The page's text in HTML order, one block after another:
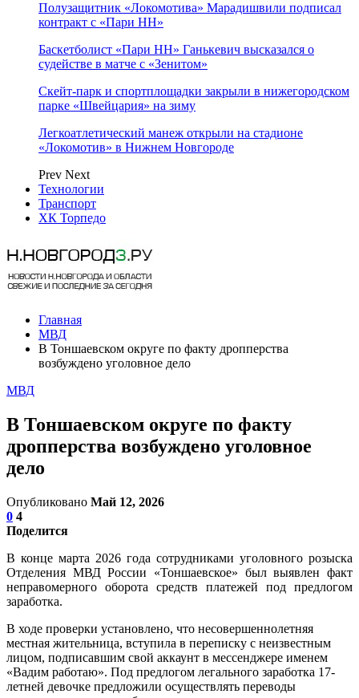
Полузащитник «Локомотива» Марадишвили подписал
контракт с «Пари НН»
Баскетболист «Пари НН» Ганькевич высказался о
судействе в матче с «Зенитом»
Скейт-парк и спортплощадки закрыли в нижегородском
парке «Швейцария» на зиму
Легкоатлетический манеж открыли на стадионе
«Локомотив» в Нижнем Новгороде
Prev Next
Технологии
Транспорт
ХК Торпедо
Главная
МВД
В Тоншаевском округе по факту дропперства
возбуждено уголовное дело
МВД
В Тоншаевском округе по факту
дропперства возбуждено уголовное
дело
Опубликовано Май 12, 2026
0 4
Поделится
В конце марта 2026 года сотрудниками уголовного розыска
Отделения МВД России «Тоншаевское» был выявлен факт
неправомерного оборота средств платежей под предлогом
заработка.
В ходе проверки установлено, что несовершеннолетняя
местная жительница, вступила в переписку с неизвестным
лицом, подписавшим свой аккаунт в мессенджере именем
«Вадим работаю». Под предлогом легального заработка 17-
летней девочке предложили осуществлять переводы